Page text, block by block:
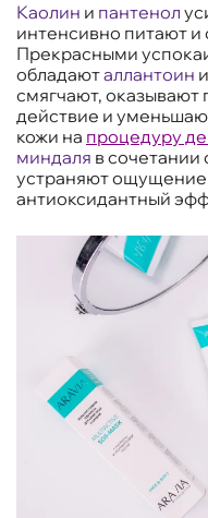
Каолин и пантенол
интенсивно питают
Прекрасными
обладаюталлантоин и
смягчают, оказывают
действие и
кожи на процедуру
миндаля в сочетании
устраняют ощущение
антиоксидантный